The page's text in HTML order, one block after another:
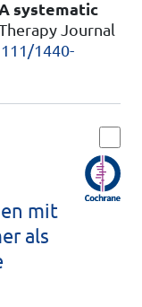
systematic
Journal
1440-
mit
als